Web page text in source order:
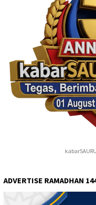
ADVERTISE RAMADHAN